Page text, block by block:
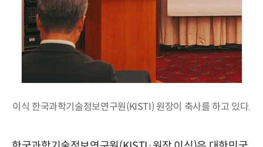
이식 한국과학기술정보연구원(KISTI) 원장이 축사를 하고 있다.